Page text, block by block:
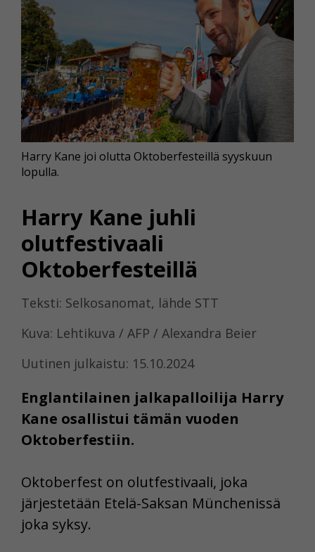
Harry Kane juhli
olutfestivaali
Oktoberfesteillä
Teksti: Selkosanomat, lähde STT
Kuva: Lehtikuva / AFP / Alexandra Beier
Uutinen julkaistu: 15.10.2024
Englantilainen jalkapalloilija Harry
Kane osallistui tämän vuoden
Oktoberfestiin.
Harry Kane joi olutta Oktoberfesteillä syyskuun
lopulla.
Oktoberfest on olutfestivaali, joka
järjestetään Etelä-Saksan Münchenissä
joka syksy.